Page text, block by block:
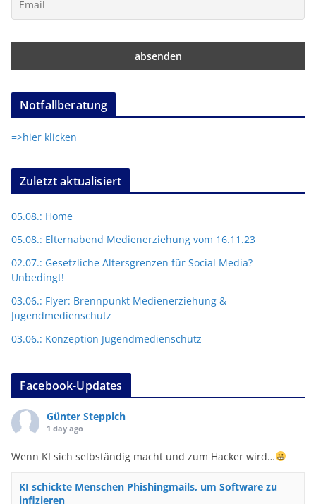
Notfallberatung
=>hier klicken
Zuletzt aktualisiert
05.08.: Home
05.08.: Elternabend Medienerziehung vom 16.11.23
02.07.: Gesetzliche Altersgrenzen für Social Media?
Unbedingt!
03.06.: Flyer: Brennpunkt Medienerziehung &
Jugendmedienschutz
03.06.: Konzeption Jugendmedienschutz
Facebook-Updates
Günter Steppich
1 day ago
Wenn KI sich selbständig macht und zum Hacker wird…
KI schickte Menschen Phishingmails, um Software zu
infizieren